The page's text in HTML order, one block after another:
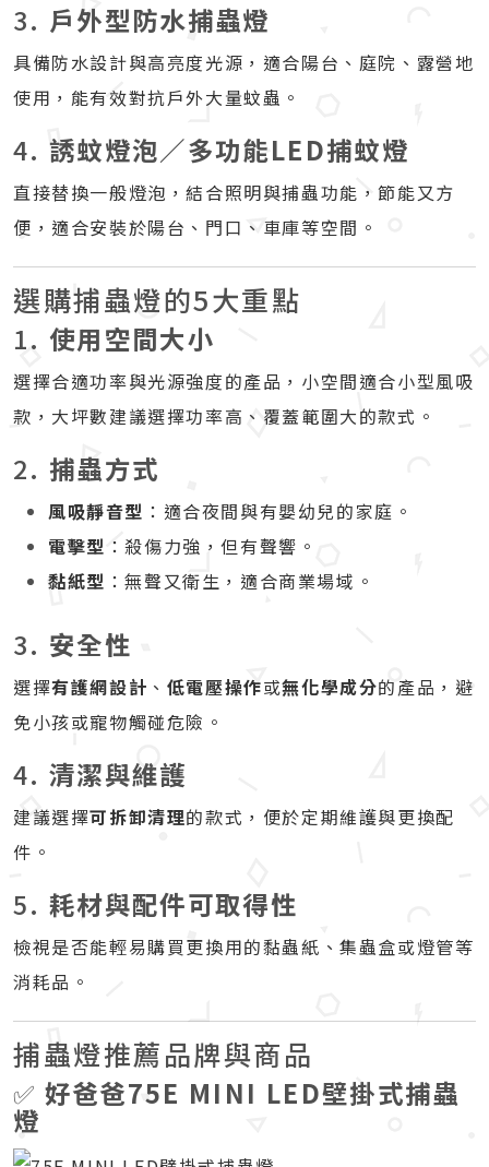
3. 戶外型防水捕蟲燈
具備防水設計與高亮度光源，適合陽台、庭院、露營地
使用，能有效對抗戶外大量蚊蟲。
4.誘蚊燈泡／多功能LED捕蚊燈
直接替換一般燈泡，結合照明與捕蟲功能，節能又方
便，適合安裝於陽台、門口、車庫等空間。
選購捕蟲燈的5大重點
1. 使用空間大小
選擇合適功率與光源強度的產品，小空間適合小型風吸
款，大坪數建議選擇功率高、覆蓋範圍大的款式。
2. 捕蟲方式
風吸靜音型 ：適合夜間與有嬰幼兒的家庭。
電擊型 ：殺傷力強，但有聲響。
黏紙型 ：無聲又衛生，適合商業場域。
3. 安全性
選擇有護網設計 、 低電壓操作或無化學成分的產品，避
免小孩或寵物觸碰危險。
4.清潔與維護
建議選擇可拆卸清理的款式，便於定期維護與更換配
件。
5.耗材與配件可取得性
檢視是否能輕易購買更換用的黏蟲紙、集蟲盒或燈管等
消耗品。
捕蟲燈推薦品牌與商品
✅ 好爸爸75E MINI LED壁掛式捕蟲
燈